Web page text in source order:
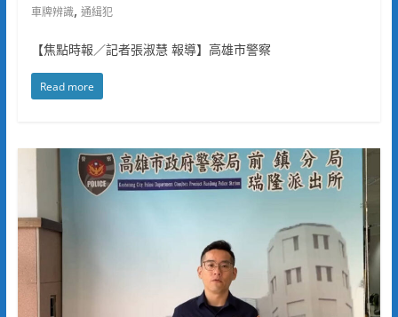
車牌辨識, 通緝犯
【焦點時報／記者張淑慧 報導】高雄市警察
Read more